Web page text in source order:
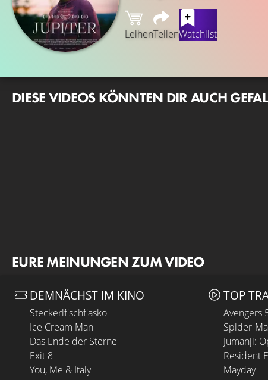
LeihenTeilenWatchlist
DIESE VIDEOS KÖNNTEN DIR AUCH
EURE MEINUNGEN ZUM VIDEO
DEMNÄCHST IM KINO
Steckerlfischfiasko
Ice Cream Man
Das Ende der Sterne
Exit 8
You, Me & Italy
TOP
Avengers
Spider-
Jumanji:
Resident
Mayday